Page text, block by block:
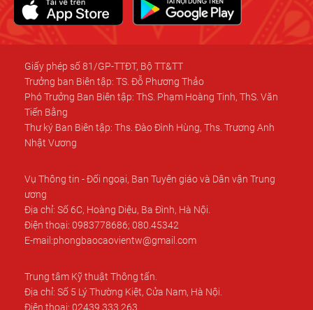
Giấy phép số 81/GP-TTĐT, Bộ TT&TT
Trưởng ban Biên tập: TS. Đỗ Phương Thảo
Phó Trưởng Ban Biên tập: ThS. Phạm Hoàng Tinh, ThS. Văn
Tiến Bằng
Thư ký Ban Biên tập: Ths. Đào Đình Hùng, Ths. Trương Anh
Nhật Vương
Vụ Thông tin - Đối ngoại, Ban Tuyên giáo và Dân vận Trung
ương
Địa chỉ: Số 6C, Hoàng Diệu, Ba Đình, Hà Nội.
Điện thoại: 0983778686; 080.45342
E-mail:phongbaocaovientw@gmail.com
Trung tâm Kỹ thuật Thông tấn.
Địa chỉ: Số 5 Lý Thường Kiệt, Cửa Nam, Hà Nội.
Điện thoại: 02439.333.263